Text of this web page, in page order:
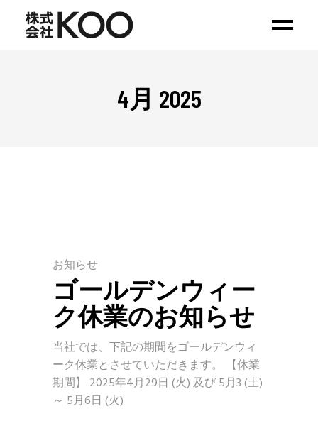
4月 2025
お知らせ
ゴールデンウィー
ク休業のお知らせ
当社では、下記の期間をゴールデンウィ
ーク休業とさせていただきます。 【休業
期間】 2025年4月29日 (火) 及び 5月3 (土)
～ 5月6日 (火)